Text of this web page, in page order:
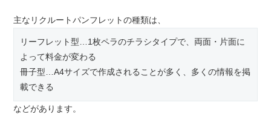
主なリクルートパンフレットの種類は、
リーフレット型…1枚ペラのチラシタイプで、両面・片面に
よって料金が変わる
冊子型…A4サイズで作成されることが多く、多くの情報を掲
載できる
などがあります。